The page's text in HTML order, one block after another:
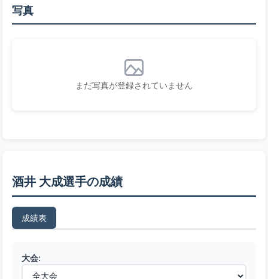
写真
まだ写真が登録されていません
酒井 大成選手の成績
成績表
大会: